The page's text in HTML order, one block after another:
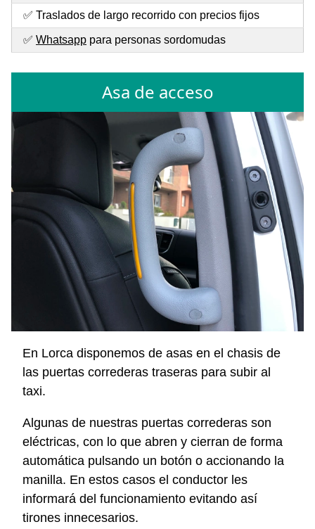
✅ Traslados de largo recorrido con precios fijos
✅ Whatsapp para personas sordomudas
Asa de acceso
En Lorca disponemos de asas en el chasis de
las puertas correderas traseras para subir al
taxi.
Algunas de nuestras puertas correderas son
eléctricas, con lo que abren y cierran de forma
automática pulsando un botón o accionando la
manilla. En estos casos el conductor les
informará del funcionamiento evitando así
tirones innecesarios.